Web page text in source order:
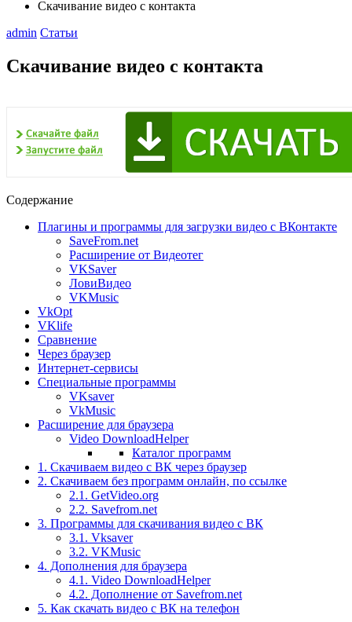
Скачивание видео с контакта
admin Статьи
Скачивание видео с контакта
Содержание
Плагины и программы для загрузки видео с ВКонтакте
SaveFrom.net
Расширение от Видеотег
VKSaver
ЛовиВидео
VKMusic
VkOpt
VKlife
Сравнение
Через браузер
Интернет-сервисы
Специальные программы
VKsaver
VkMusic
Расширение для браузера
Video DownloadHelper
Каталог программ
1. Скачиваем видео с ВК через браузер
2. Скачиваем без программ онлайн, по ссылке
2.1. GetVideo.org
2.2. Savefrom.net
3. Программы для скачивания видео с ВК
3.1. Vksaver
3.2. VKMusic
4. Дополнения для браузера
4.1. Video DownloadHelper
4.2. Дополнение от Savefrom.net
5. Как скачать видео с ВК на телефон